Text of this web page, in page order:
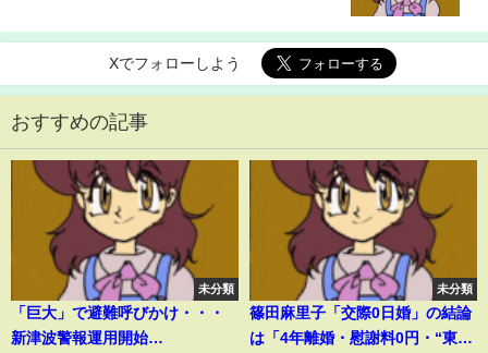
Xでフォローしよう
おすすめの記事
未分類
「巨大」で避難呼びかけ・・・
新津波警報運用開始
未分類
篠田麻里子「交際0日婚」の結論
は「4年離婚・慰謝料0円・“東出